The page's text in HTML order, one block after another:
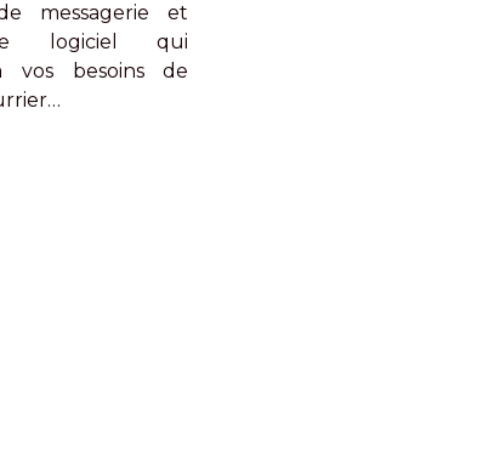
messagerie et
le logiciel qui
vos besoins de